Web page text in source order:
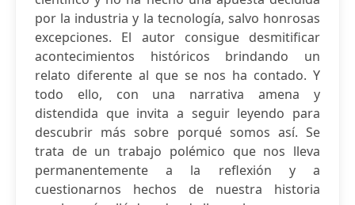
por la industria y la tecnología, salvo honrosas
excepciones. El autor consigue desmitificar
acontecimientos históricos brindando un
relato diferente al que se nos ha contado. Y
todo ello, con una narrativa amena y
distendida que invita a seguir leyendo para
descubrir más sobre porqué somos así. Se
trata de un trabajo polémico que nos lleva
permanentemente a la reflexión y a
cuestionarnos hechos de nuestra historia